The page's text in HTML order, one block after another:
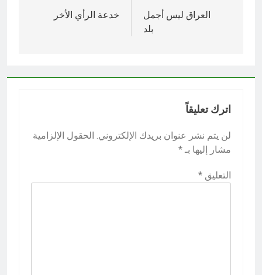
المقالات
العراق ليس أجمل
بلد
خدعة الرأي الأخر
اترك تعليقاً
لن يتم نشر عنوان بريدك الإلكتروني. الحقول الإلزامية
مشار إليها بـ *
التعليق *